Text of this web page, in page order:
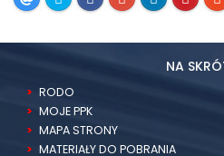
NA
RODO
MOJE PPK
MAPA STRONY
MATERIAŁY DO POBRANIA